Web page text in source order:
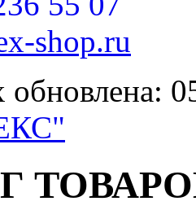
shop.ru
обновлена: